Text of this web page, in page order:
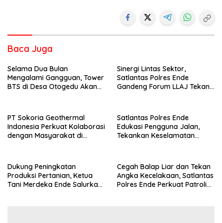
Baca Juga
Selama Dua Bulan
Mengalami Gangguan, Tower
BTS di Desa Otogedu Akan
Sinergi Lintas Sektor,
Satlantas Polres Ende
Gandeng Forum LLAJ Tekan
PT Sokoria Geothermal
Indonesia Perkuat Kolaborasi
dengan Masyarakat di
Satlantas Polres Ende
Edukasi Pengguna Jalan,
Tekankan Keselamatan
Dukung Peningkatan
Produksi Pertanian, Ketua
Tani Merdeka Ende Salurkan
Cegah Balap Liar dan Tekan
Angka Kecelakaan, Satlantas
Polres Ende Perkuat Patroli